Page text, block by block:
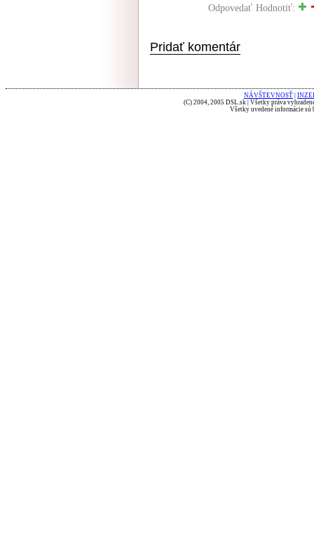
Odpovedať Hodnotiť:
Pridať komentár
NÁVŠTEVNOSŤ
(C) 2004, 2005 DSL.sk | Všetky práva
Všetky uvedené informácie sú